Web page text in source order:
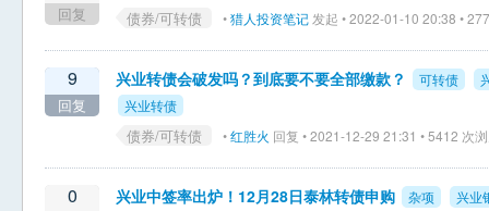
回复 债券/可转债 •猎人投资笔记 发起 • 2022-01-10 20:38 •
9
回复
兴业转债会破发吗？到底要不要全部缴款？ 可转债
兴业转债
债券/可转债 •红胜火 回复 • 2021-12-29 21:31 • 5412 次
0 兴业中签率出炉！12月28日泰林转债申购 杂项 兴业